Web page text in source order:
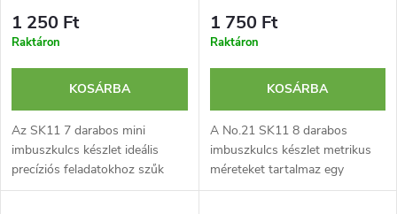
1 250 Ft
Raktáron
KOSÁRBA
Az SK11 7 darabos mini
imbuszkulcs készlet ideális
precíziós feladatokhoz szűk
helyeken.
1 750 Ft
Raktáron
KOSÁRBA
A No.21 SK11 8 darabos
imbuszkulcs készlet metrikus
méreteket tartalmaz egy
praktikus tartóban.